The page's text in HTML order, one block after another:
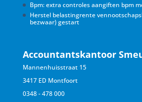
Bpm: extra controles aangiften bpm
Herstel belastingrente
bezwaar) gestart
Accountantskantoor
Mannenhuisstraat 15
3417 ED Montfoort
0348 - 478 000